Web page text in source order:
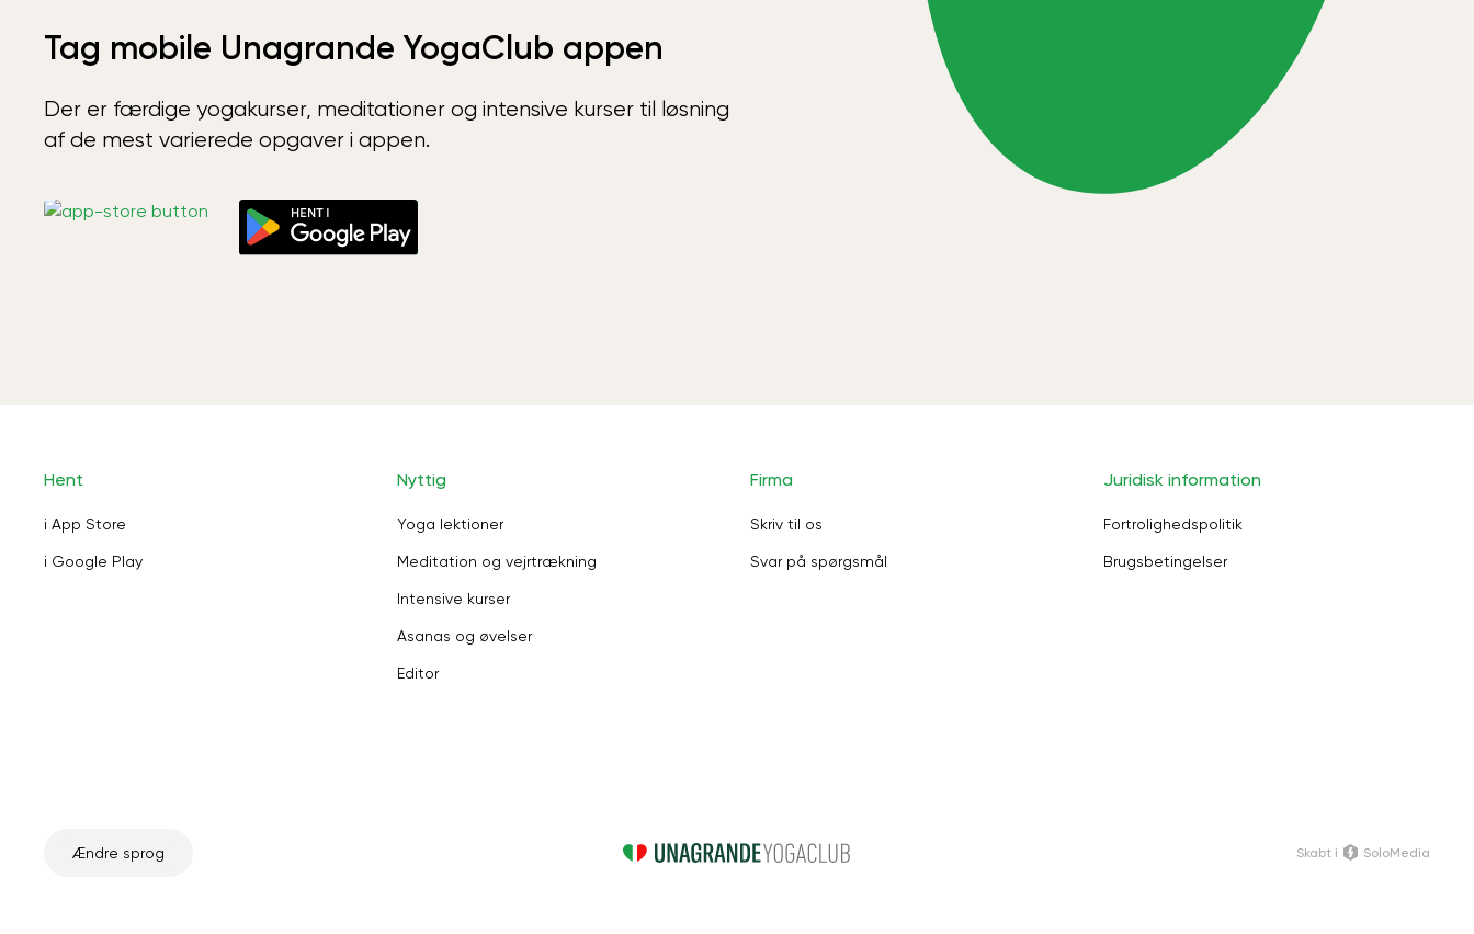
Tag mobile Unagrande YogaClub appen
Der er færdige yogakurser, meditationer og intensive kurser til løsning
af de mest varierede opgaver i appen.
Hent
i App Store
i Google Play
Nyttig
Yoga lektioner
Meditation og vejrtrækning
Intensive kurser
Asanas og øvelser
Editor
Firma
Skriv til os
Svar på spørgsmål
Juridisk information
Fortrolighedspolitik
Brugsbetingelser
Ændre sprog Skabt i SoloMedia